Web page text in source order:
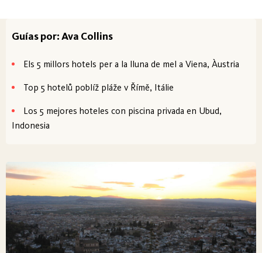
Guías por: Ava Collins
Els 5 millors hotels per a la lluna de mel a Viena, Àustria
Top 5 hotelů poblíž pláže v Římě, Itálie
Los 5 mejores hoteles con piscina privada en Ubud,
Indonesia